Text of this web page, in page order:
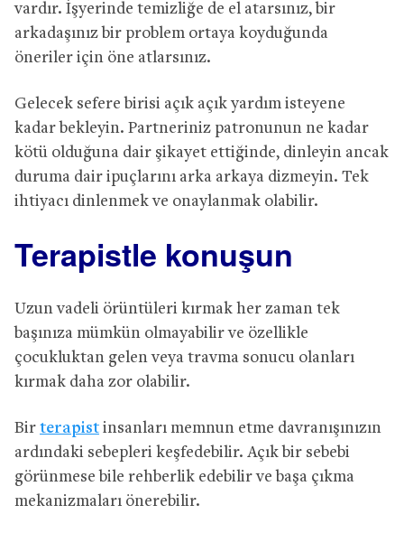
vardır. İşyerinde temizliğe de el atarsınız, bir
arkadaşınız bir problem ortaya koyduğunda
öneriler için öne atlarsınız.
Gelecek sefere birisi açık açık yardım isteyene
kadar bekleyin. Partneriniz patronunun ne kadar
kötü olduğuna dair şikayet ettiğinde, dinleyin ancak
duruma dair ipuçlarını arka arkaya dizmeyin. Tek
ihtiyacı dinlenmek ve onaylanmak olabilir.
Terapistle konuşun
Uzun vadeli örüntüleri kırmak her zaman tek
başınıza mümkün olmayabilir ve özellikle
çocukluktan gelen veya travma sonucu olanları
kırmak daha zor olabilir.
Bir terapist insanları memnun etme davranışınızın
ardındaki sebepleri keşfedebilir. Açık bir sebebi
görünmese bile rehberlik edebilir ve başa çıkma
mekanizmaları önerebilir.